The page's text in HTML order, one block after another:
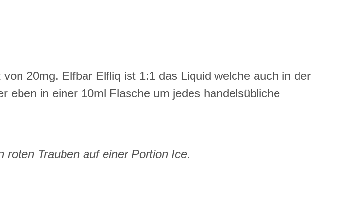
20mg. Elfbar Elfliq ist 1:1 das Liquid welche auch in der
eben in einer 10ml Flasche um jedes handelsübliche
Trauben auf einer Portion Ice.